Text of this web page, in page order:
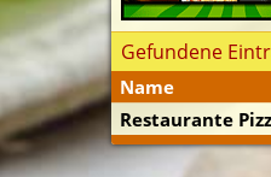
Gefundene
Name
Restaurante